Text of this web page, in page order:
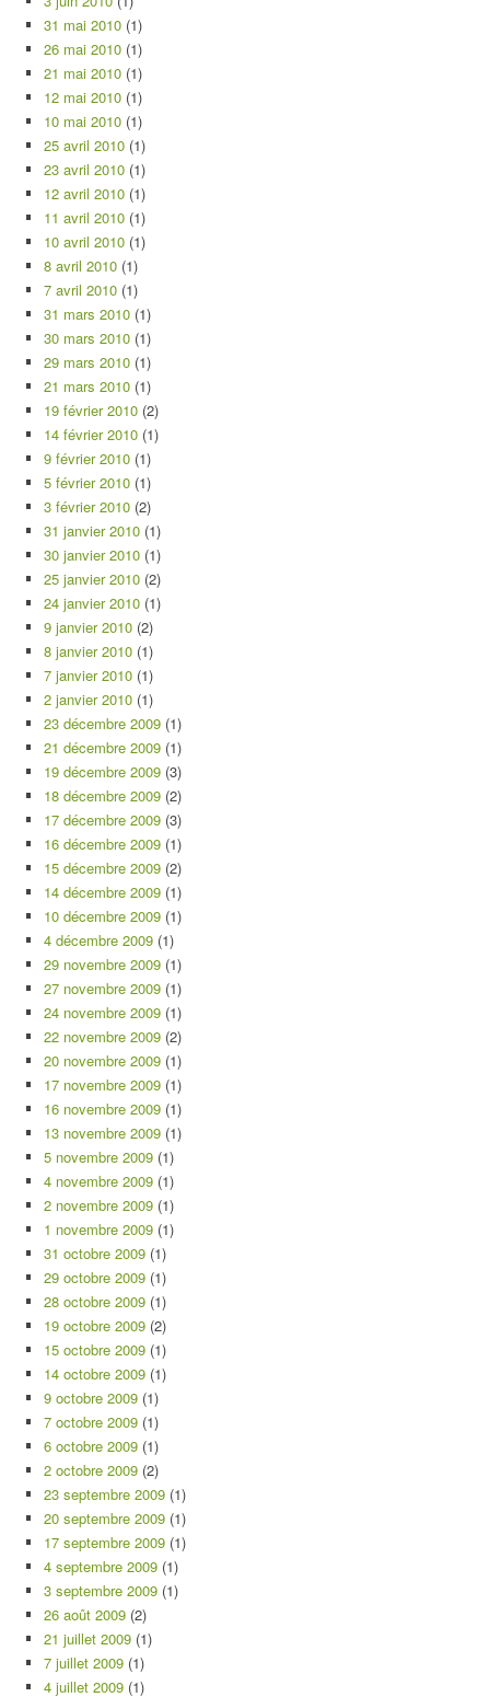
31 mai 2010 (1)
26 mai 2010 (1)
21 mai 2010 (1)
12 mai 2010 (1)
10 mai 2010 (1)
25 avril 2010 (1)
23 avril 2010 (1)
12 avril 2010 (1)
11 avril 2010 (1)
10 avril 2010 (1)
8 avril 2010 (1)
7 avril 2010 (1)
31 mars 2010 (1)
30 mars 2010 (1)
29 mars 2010 (1)
21 mars 2010 (1)
19 février 2010 (2)
14 février 2010 (1)
9 février 2010 (1)
5 février 2010 (1)
3 février 2010 (2)
31 janvier 2010 (1)
30 janvier 2010 (1)
25 janvier 2010 (2)
24 janvier 2010 (1)
9 janvier 2010 (2)
8 janvier 2010 (1)
7 janvier 2010 (1)
2 janvier 2010 (1)
23 décembre 2009 (1)
21 décembre 2009 (1)
19 décembre 2009 (3)
18 décembre 2009 (2)
17 décembre 2009 (3)
16 décembre 2009 (1)
15 décembre 2009 (2)
14 décembre 2009 (1)
10 décembre 2009 (1)
4 décembre 2009 (1)
29 novembre 2009 (1)
27 novembre 2009 (1)
24 novembre 2009 (1)
22 novembre 2009 (2)
20 novembre 2009 (1)
17 novembre 2009 (1)
16 novembre 2009 (1)
13 novembre 2009 (1)
5 novembre 2009 (1)
4 novembre 2009 (1)
2 novembre 2009 (1)
1 novembre 2009 (1)
31 octobre 2009 (1)
29 octobre 2009 (1)
28 octobre 2009 (1)
19 octobre 2009 (2)
15 octobre 2009 (1)
14 octobre 2009 (1)
9 octobre 2009 (1)
7 octobre 2009 (1)
6 octobre 2009 (1)
2 octobre 2009 (2)
23 septembre 2009 (1)
20 septembre 2009 (1)
17 septembre 2009 (1)
4 septembre 2009 (1)
3 septembre 2009 (1)
26 août 2009 (2)
21 juillet 2009 (1)
7 juillet 2009 (1)
4 juillet 2009 (1)